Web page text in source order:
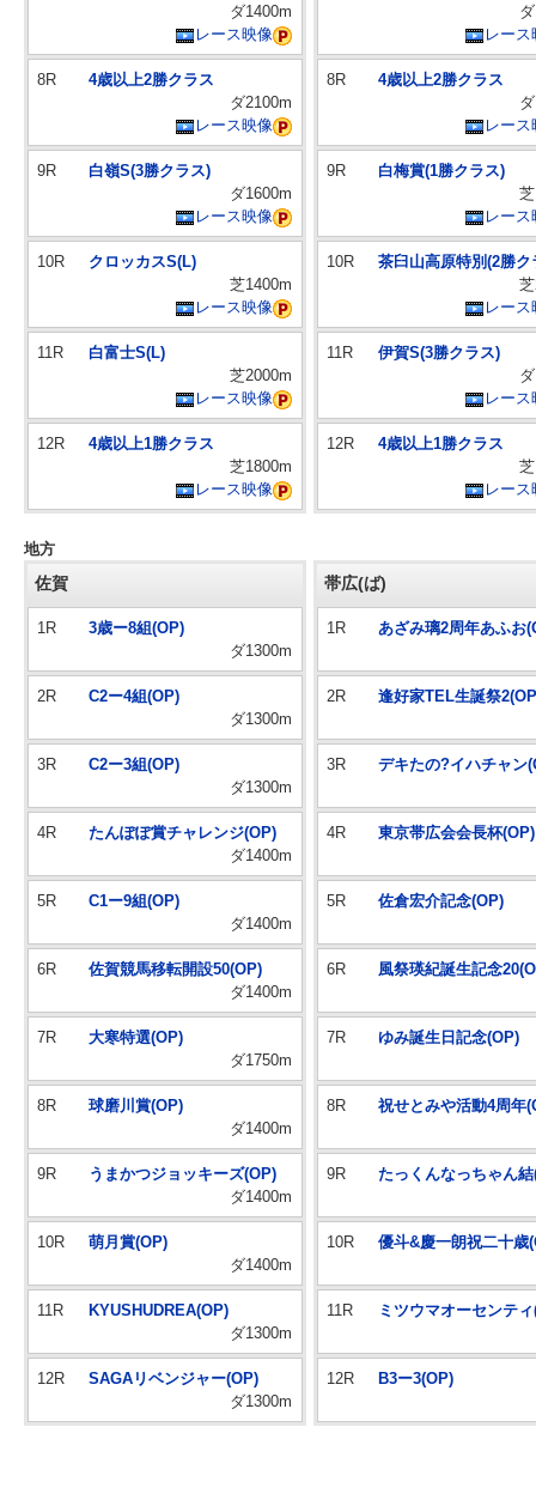
ダ1400m
レース映像
8R
4歳以上2勝クラス
ダ2100m
レース映像
9R
白嶺S(3勝クラス)
ダ1600m
レース映像
10R
クロッカスS(L)
芝1400m
レース映像
11R
白富士S(L)
芝2000m
レース映像
12R
4歳以上1勝クラス
芝1800m
レース映像
レース
8R
4歳以上2勝クラス
レース
9R
白梅賞(1勝クラス)
レース
10R
茶臼山高原特別(2勝ク
レース
11R
伊賀S(3勝クラス)
レース
12R
4歳以上1勝クラス
レース
地方
佐賀
1R
3歳ー8組(OP)
ダ1300m
2R
C2ー4組(OP)
ダ1300m
3R
C2ー3組(OP)
ダ1300m
4R
たんぽぽ賞チャレンジ(OP)
ダ1400m
5R
C1ー9組(OP)
ダ1400m
6R
佐賀競馬移転開設50(OP)
ダ1400m
7R
大寒特選(OP)
ダ1750m
8R
球磨川賞(OP)
ダ1400m
9R
うまかつジョッキーズ(OP)
ダ1400m
10R
萌月賞(OP)
ダ1400m
11R
KYUSHUDREA(OP)
ダ1300m
12R
SAGAリベンジャー(OP)
ダ1300m
帯広(ば)
1R あざみ璃2周年あふお
2R 逢好家TEL生誕祭
3R デキたの?イハチャン
4R 東京帯広会会長杯(OP)
5R 佐倉宏介記念(OP)
6R 風祭瑛紀誕生記念
7R ゆみ誕生日記念(OP)
8R 祝せとみや活動4周年
9R たっくんなっちゃん
10R 優斗&慶一朗祝二十歳
11R ミツウマオーセンテ
12R B3ー3(OP)